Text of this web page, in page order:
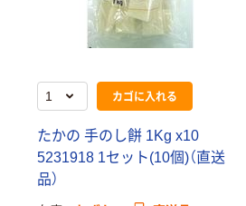
カゴに入れる
たかの 手のし餅 1Kg x10
5231918 1セット(10個)（直送
品）